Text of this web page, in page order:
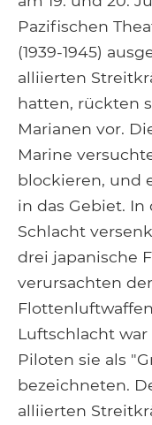
Pazifischen
(1939-1945)
alliierten
hatten, rückten
Marianen vor.
Marine
blockieren, und
in das Gebiet.
Schlacht
drei japanische
verursachten
Luftschlacht
Piloten sie als
bezeichneten.
alliierten